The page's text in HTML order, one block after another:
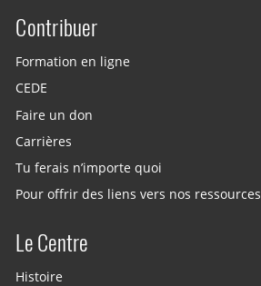
Site menu
Contribuer
Formation en ligne
CEDE
Faire un don
Carrières
Tu ferais n’importe quoi
Pour offrir des liens vers nos ressources
Le Centre
Histoire